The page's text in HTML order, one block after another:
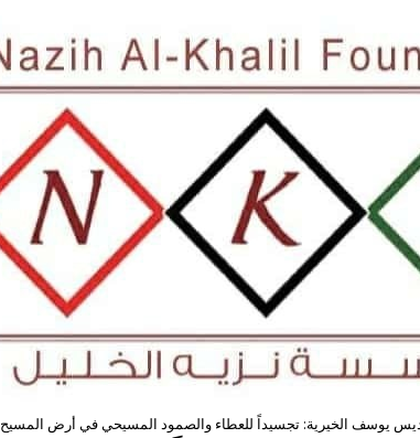
يوسف الخيرية: تجسيداً للعطاء والصمود المسيحي في أرض المسيح